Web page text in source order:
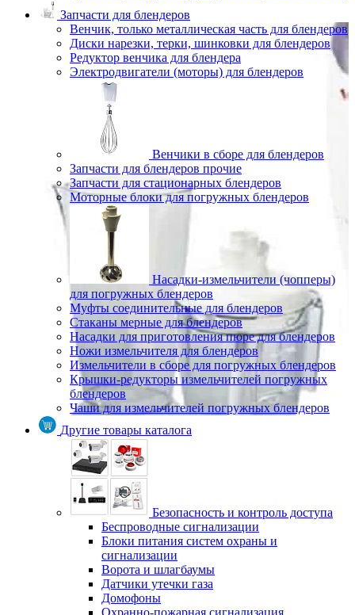
Запчасти для блендеров
Венчик, только металлическая часть для блендеров
Диски нарезки, терки, шинковки для блендеров
Редуктор венчика для блендера
Электродвигатели (моторы) для блендеров
Венчики в сборе для блендеров
Запчасти для блендеров прочие
Запчасти для стационарных блендеров
Моторные блоки для погружных блендеров
Насадки-измельчители (чопперы)
для погружных блендеров
Муфты соединительные для блендеров
Стаканы мерные для блендеров
Насадки для приготовления пюре для блендеров
Ножи измельчителя для блендеров
Измельчители в сборе для погружных блендеров
Крышки-редукторы измельчителей погружных
блендеров
Чаши для измельчителей погружных блендеров
Другие товары каталога
Безопасность и контроль доступа
Беспроводные сигнализации
Блоки питания систем охраны и
сигнализации
Ворота и шлагбаумы
Датчики утечки газа
Домофоны
Охранно-пожарная сигнализация